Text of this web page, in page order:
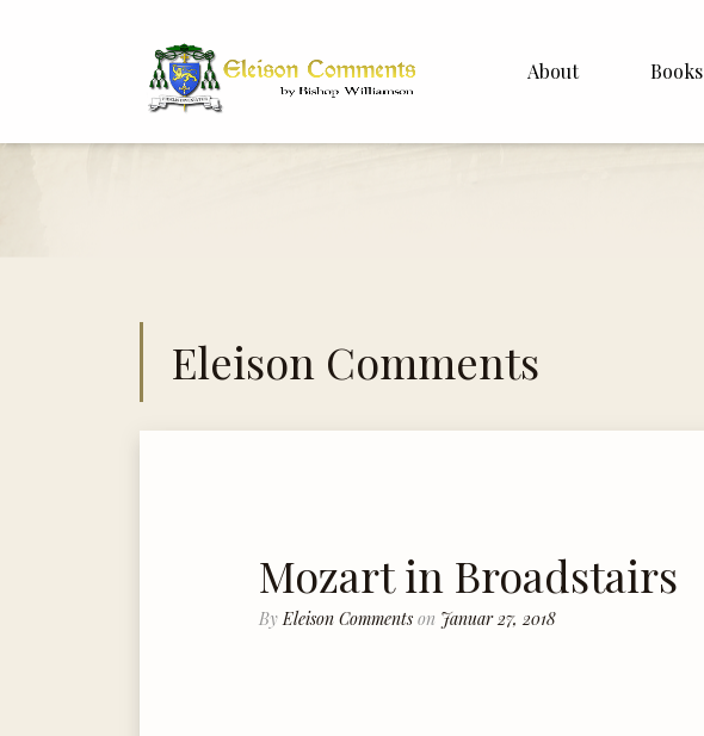
About Books
Eleison Comments
Mozart in Broadstairs
By Eleison Comments on Januar 27, 2018